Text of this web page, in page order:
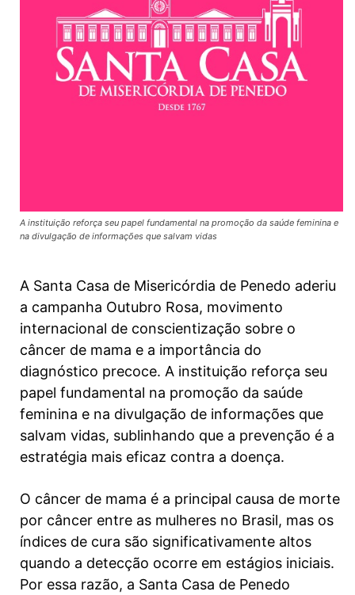
A instituição reforça seu papel fundamental na promoção da saúde feminina e
na divulgação de informações que salvam vidas
A Santa Casa de Misericórdia de Penedo aderiu
a campanha Outubro Rosa, movimento
internacional de conscientização sobre o
câncer de mama e a importância do
diagnóstico precoce. A instituição reforça seu
papel fundamental na promoção da saúde
feminina e na divulgação de informações que
salvam vidas, sublinhando que a prevenção é a
estratégia mais eficaz contra a doença.
O câncer de mama é a principal causa de morte
por câncer entre as mulheres no Brasil, mas os
índices de cura são significativamente altos
quando a detecção ocorre em estágios iniciais.
Por essa razão, a Santa Casa de Penedo